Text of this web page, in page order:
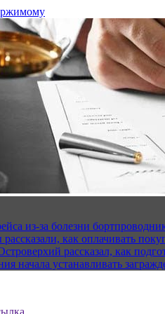
из-за болезни
как оплачивать
рассказал, как
начала устанавливать